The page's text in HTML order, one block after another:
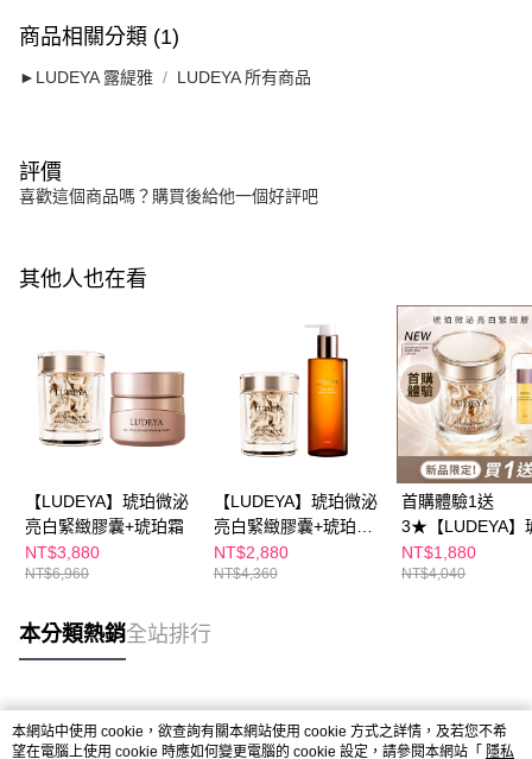
商品相關分類 (1)
►LUDEYA 露緹雅 LUDEYA 所有商品
評價
喜歡這個商品嗎？購買後給他一個好評吧
其他人也在看
【LUDEYA】琥珀微泌
亮白緊緻膠囊+琥珀霜
NT$3,880
NT$6,960
【LUDEYA】琥珀微泌
亮白緊緻膠囊+琥珀洗
卸精華
NT$2,880
NT$4,360
首購體驗1送
3★【LUDEYA】
微泌亮白緊緻膠
NT$1,880
NT$4,040
本分類熱銷全站排行
熱門標籤
本網站中使用 cookie，欲查詢有關本網站使用 cookie 方式之詳情，及若您不希
望在電腦上使用 cookie 時應如何變更電腦的 cookie 設定，請參閱本網站「 隱私